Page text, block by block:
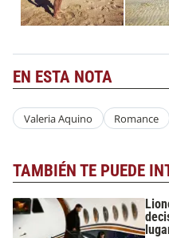
EN ESTA NOTA
Valeria Aquino Romance
TAMBIÉN TE PUEDE